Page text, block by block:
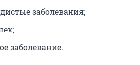
заболевания;
заболевание.